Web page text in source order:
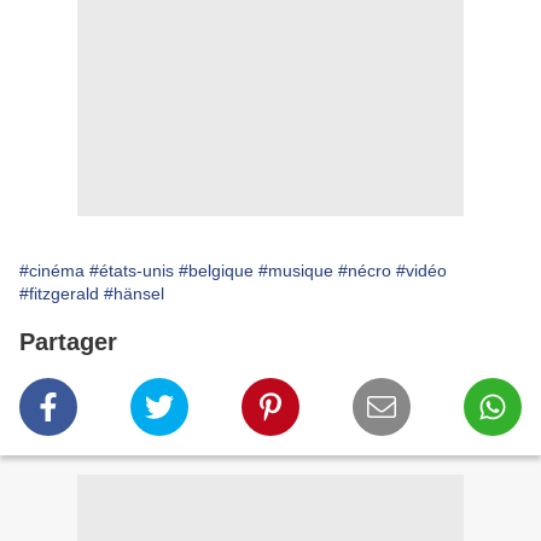
#cinéma #états-unis #belgique #musique #nécro #vidéo
#fitzgerald #hänsel
Partager